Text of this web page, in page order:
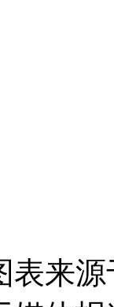
表来